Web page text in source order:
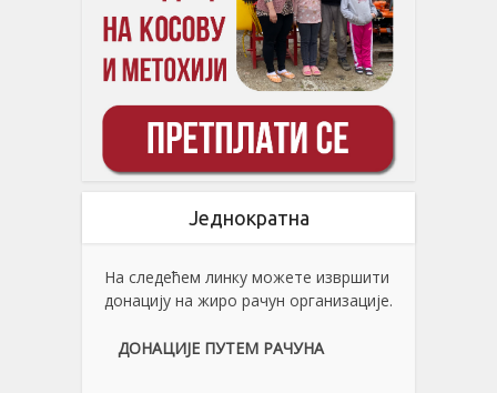
Једнократна
На следећем линку можете извршити
донацију на жиро рачун организације.
ДОНАЦИЈЕ ПУТЕМ РАЧУНА